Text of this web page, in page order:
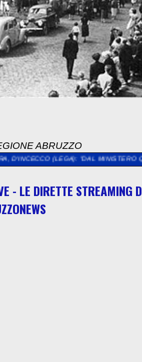
ABRUZZO
(LEGA): "DAL MINISTERO QUASI 5
- LE DIRETTE STREAMING